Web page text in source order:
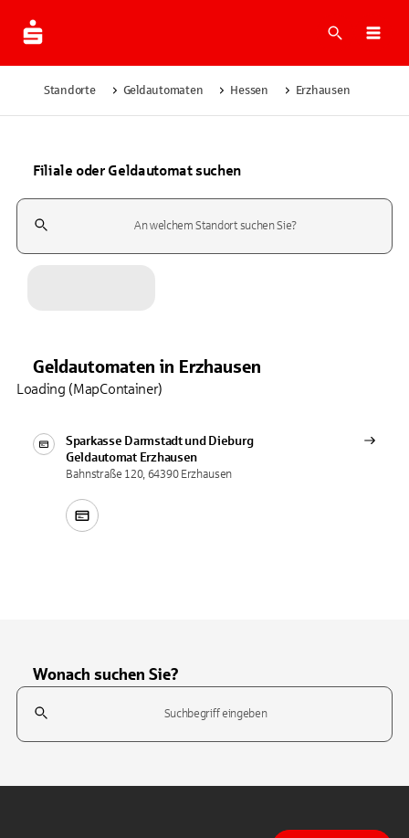
Suche
Standorte Geldautomaten Hessen Erzhausen
Filiale oder Geldautomat suchen
Suchfeld
Geldautomaten in Erzhausen
Sparkasse Darmstadt und Dieburg
Geldautomat Erzhausen
Bahnstraße 120, 64390 Erzhausen
Loading (MapContainer)
Wonach suchen Sie?
Suchfeld